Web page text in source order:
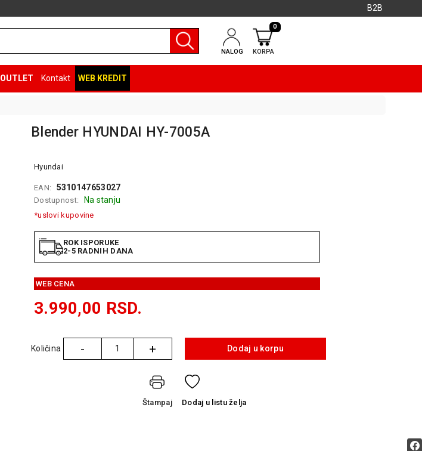
B2B
NALOG KORPA
0
OUTLET Kontakt WEB KREDIT
Blender HYUNDAI HY-7005A
Hyundai
EAN: 5310147653027
Dostupnost: Na stanju
*uslovi kupovine
ROK ISPORUKE
2-5 RADNIH DANA
WEB CENA
3.990,00 RSD.
Količina - + Dodaj u korpu
Štampaj Dodaj u listu želja